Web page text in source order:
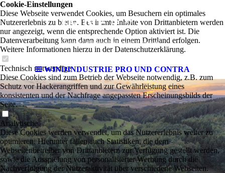
WINDINDUSTRIE PRO UND CONTRA
Cookie-Einstellungen
Diese Webseite verwendet Cookies, um Besuchern ein optimales
Nutzererlebnis zu bieten. Bestimmte Inhalte von Drittanbietern werden
nur angezeigt, wenn die entsprechende Option aktiviert ist. Die
Datenverarbeitung kann dann auch in einem Drittland erfolgen.
Weitere Informationen hierzu in der Datenschutzerklärung.
Technisch notwendige
Diese Cookies sind zum Betrieb der Webseite notwendig, z.B. zum
Schutz vor Hackerangriffen und zur Gewährleistung eines
konsistenten und der Nachfrage angepassten Erscheinungsbilds der
Seite.
Analytische
Diese Cookies werden verwendet, um das Nutzererlebnis weiter zu
optimieren. Hierunter fallen auch Statistiken, die dem
Webseitenbetreiber von Drittanbietern zur Verfügung gestellt werden,
sowie die Ausspielung von personalisierter Werbung durch die
Nachverfolgung der Nutzeraktivität über verschiedene Webseiten.